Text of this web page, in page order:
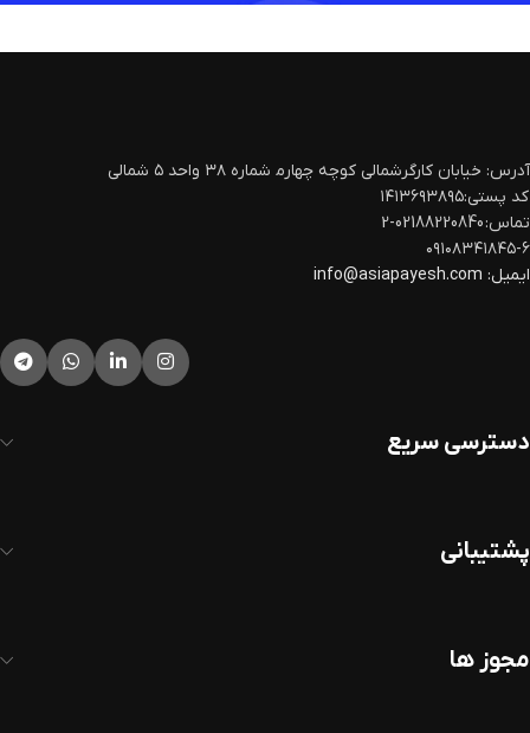
آدرس: خیابان کارگرشمالی کوچه چهارم‍ شماره ۳۸ واحد ۵ شمالی
کد پستی:۱۴۱۳۶۹۳۸۹۵
تماس: 02188220840-2
۰۹۱۰۸۳۴۱۸۴۵-۶
ایمیل:
دسترسی سریع
پشتیبانی
مجوز ها